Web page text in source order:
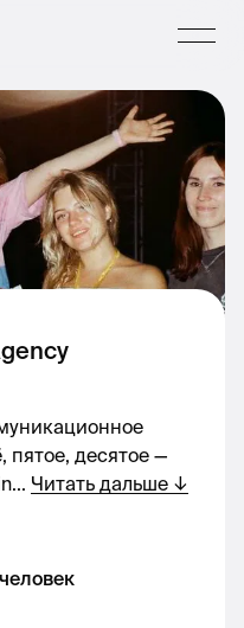
пятое, десятое —
... Читать дальше ↓